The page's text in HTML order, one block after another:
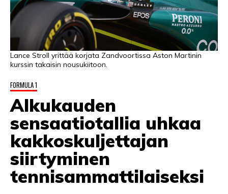
Lance Stroll yrittää korjata Zandvoortissa Aston Martinin
kurssin takaisin nousukiitoon.
FORMULA 1
Alkukauden
sensaatiotallia uhkaa
kakkoskuljettajan
siirtyminen
tennisammattilaiseksi
JALKAPALLO
EM2021
Huuhkajat
Veikkausliiga
Valioliiga
Muut sarjat
JÄÄKIEKKO
PESÄPALLO
LINTU VAI KALA
46 DENTON ROAD
VIDEOT
PODCASTIT
KOLUMNIT